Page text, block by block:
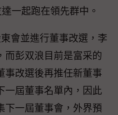
一起跑在領先群中。
會並進行董事改選，李
而彭双浪目前是富采的
事改選後再推任新董事
一屆董事名單內，因此
下一屆董事會，外界預